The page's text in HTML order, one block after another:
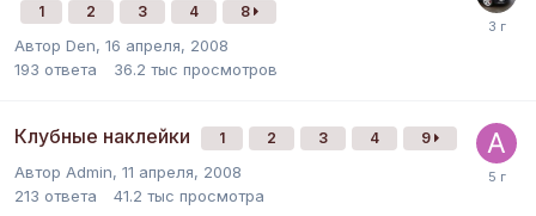
1 2 3 4 8
Автор Den, 16 апреля, 2008
193 ответа 36.2 тыс просмотров
Клубные наклейки 1 2 3 4 9
Автор Admin, 11 апреля, 2008
213 ответа 41.2 тыс просмотра